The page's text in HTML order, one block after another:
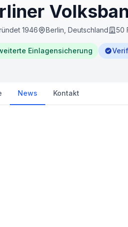
1946 Berlin, Deutschland 50
Einlagensicherung
News Kontakt